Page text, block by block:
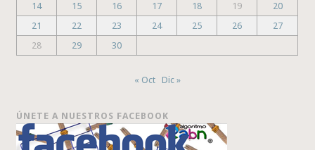
14
15 16 17 18 19
20
21
22 23 24 25 26
27
28
29 30
« Oct Dic »
ÚNETE A NUESTROS FACEBOOK